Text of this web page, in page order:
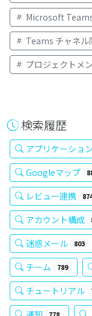
Microsoft
Teams チャネル
プロジェクトメ
検索履歴
アプリケーション
Googleマップ
レビュー連携
アカウント構成
迷惑メール 803
チーム 789
チュートリアル
778